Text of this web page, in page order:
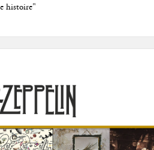
histoire"